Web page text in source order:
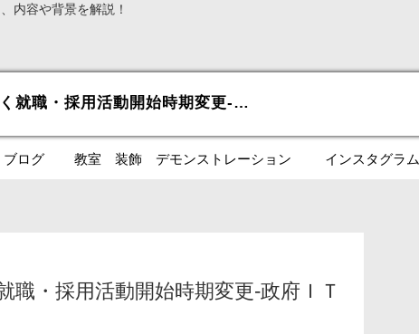
内容や背景を解説！
PR: 稲田大臣に聞く就職・採用活動開始時期変更-政府ＩＴＶ
ブログ 教室 装飾 デモンストレーション インスタグラム
職・採用活動開始時期変更-政府ＩＴ